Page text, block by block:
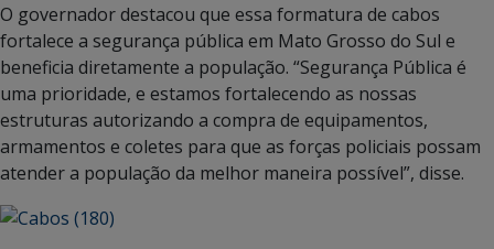
O governador destacou que essa formatura de cabos
fortalece a segurança pública em Mato Grosso do Sul e
beneficia diretamente a população. “Segurança Pública é
uma prioridade, e estamos fortalecendo as nossas
estruturas autorizando a compra de equipamentos,
armamentos e coletes para que as forças policiais possam
atender a população da melhor maneira possível”, disse.